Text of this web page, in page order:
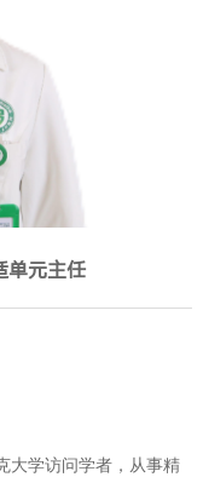
单元主任
大学访问学者，从事精